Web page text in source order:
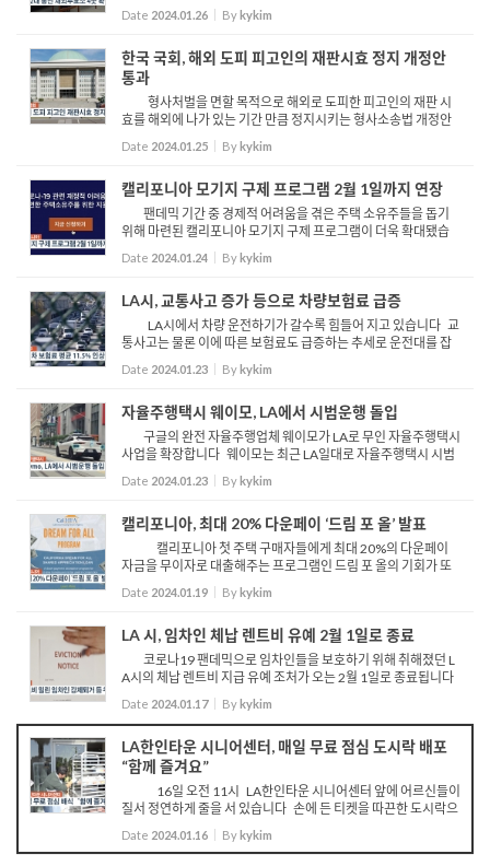
는 26일 총영사관에서 재외투표소 안건에 대한 회의를 열고 오
는 3월 27일부터 운영하는 재외투표소 4곳을 선정했습니다 황...
Date 2024.01.26 Bykykim
한국 국회, 해외 도피 피고인의 재판시효 정지 개정안
통과
형사처벌을 면할 목적으로 해외로 도피한 피고인의 재판 시
효를 해외에 나가 있는 기간 만큼 정지시키는 형사소송법 개정안
이 24일 한국 국회 본회의를 통과했습니다 현행법은 형사재판을
받고 있는 피고인이 처벌을 피할 목적으로 해외 도피하...
Date 2024.01.25 Bykykim
캘리포니아 모기지 구제 프로그램 2월 1일까지 연장
팬데믹 기간 중 경제적 어려움을 겪은 주택 소유주들을 돕기
위해 마련된 캘리포니아 모기지 구제 프로그램이 더욱 확대됐습
니다 캘리포니아 주택 금융국은 23일, 주 전역의 모기지, 재산세
구제 신청자들의 연체 요건을 2024년 2월 1일까지로 연...
Date 2024.01.24 Bykykim
LA시, 교통사고 증가 등으로 차량보험료 급증
LA시에서 차량 운전하기가 갈수록 힘들어 지고 있습니다 교
통사고는 물론 이에 따른 보험료도 급증하는 추세로 운전대를 잡
는 순간, 항상 안전에 주의를 기울여야 합니다 범죄 통계 분석사
이트 크로스타운이 최근 LAPD의 자료를 바탕으로 분석...
Date 2024.01.23 Bykykim
자율주행택시 웨이모, LA에서 시범운행 돌입
구글의 완전 자율주행업체 웨이모가 LA로 무인 자율주행택시
사업을 확장합니다 웨이모는 최근 LA일대로 자율주행택시 시범
운영을 시작한다고 밝혔습니다 지난해 10월 산타모니카 지역에
이어 LA시로 점차 사업을 확장중인 웨이모는 24일부터 2...
Date 2024.01.23 Bykykim
캘리포니아, 최대 20% 다운페이 ‘드림 포 올’ 발표
캘리포니아 첫 주택 구매자들에게 최대 20%의 다운페이
자금을 무이자로 대출해주는 프로그램인 드림 포 올의 기회가 또
다시 찾아옵니다 지난해 첫 접수 이후 단 11일 만에 책정된 예산
대부분이 소진돼 조기 마감되었을 만큼 선풍적인 인기...
Date 2024.01.19 Bykykim
LA 시, 임차인 체납 렌트비 유예 2월 1일로 종료
코로나19 팬데믹으로 임차인들을 보호하기 위해 취해졌던 L
A시의 체납 렌트비 지급 유예 조처가 오는 2월 1일로 종료됩니다
이에 따라 체납 렌트비를 상환하지 않은 임차인들이 이날 이후 강
제 퇴거를 당할 수 있어 우려되는 상황입니다 LA주택...
Date 2024.01.17 Bykykim
LA한인타운 시니어센터, 매일 무료 점심 도시락 배포
“함께 즐겨요”
16일 오전 11시 LA한인타운 시니어센터 앞에 어르신들이
질서 정연하게 줄을 서 있습니다 손에 든 티켓을 따끈한 도시락으
로 바꿔 받은 어르신들은 가벼운 발걸음으로 식사 장소로 자리를
옮깁니다 LA한인타운 시니어센터는 16일 LA노인...
Date 2024.01.16 Bykykim